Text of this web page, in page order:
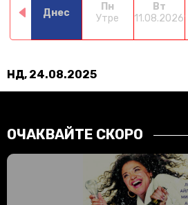
Днес
Пн
Утре
Вт
11.08.2026
НД, 24.08.2025
ОЧАКВАЙТЕ СКОРО